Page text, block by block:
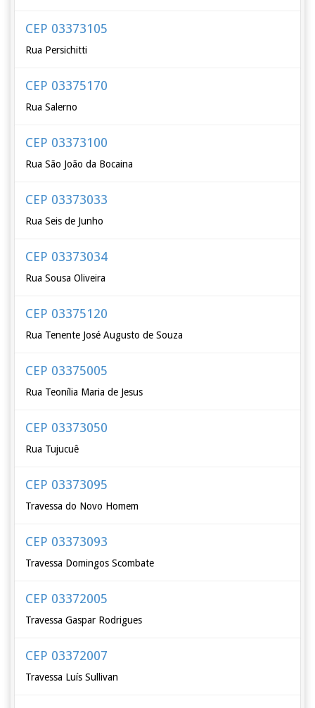
CEP 03373105
Rua Persichitti
CEP 03375170
Rua Salerno
CEP 03373100
Rua São João da Bocaina
CEP 03373033
Rua Seis de Junho
CEP 03373034
Rua Sousa Oliveira
CEP 03375120
Rua Tenente José Augusto de Souza
CEP 03375005
Rua Teonília Maria de Jesus
CEP 03373050
Rua Tujucuê
CEP 03373095
Travessa do Novo Homem
CEP 03373093
Travessa Domingos Scombate
CEP 03372005
Travessa Gaspar Rodrigues
CEP 03372007
Travessa Luís Sullivan